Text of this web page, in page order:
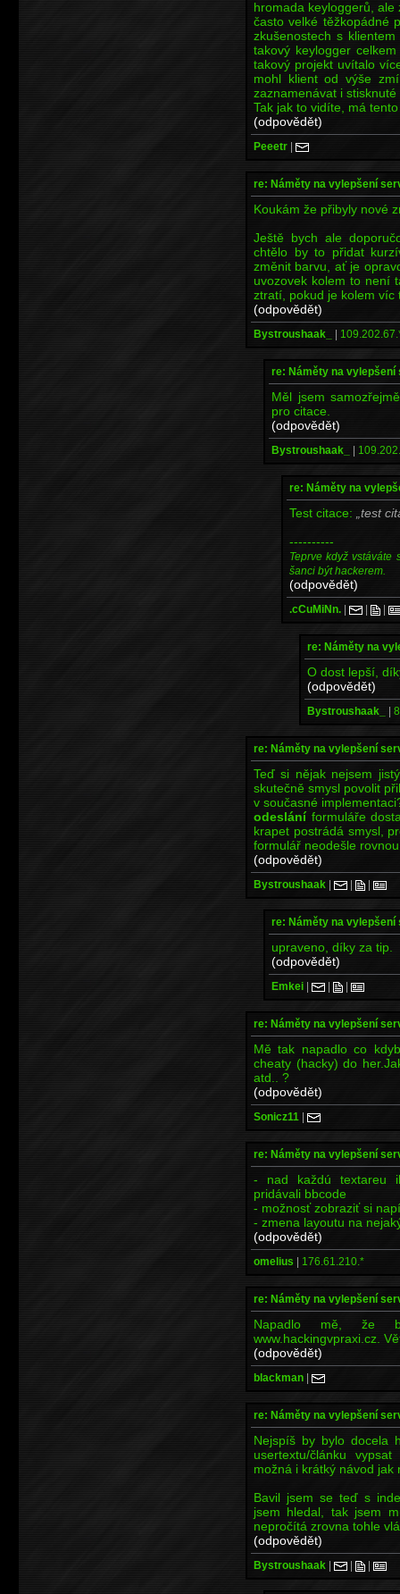
hromada keyloggerů,
často velké těžkopádné
zkušenostech s
takový keylogger
takový projekt uvítalo
mohl klient od výše
zaznamenávat i
Tak jak to vidíte, má
(odpovědět)
Peeetr |
re: Náměty na vylepšení
Koukám že přibyly nové
Ještě bych ale
chtělo by to přidat
změnit barvu, ať je
uvozovek kolem to není
ztratí, pokud je kolem víc
(odpovědět)
Bystroushaak_ |
re: Náměty na vylepšení
Měl jsem
pro citace.
(odpovědět)
Bystroushaak_ |
re: Náměty na
Test citace:
test
----------
Teprve když vstáváte
šanci být hackerem.
(odpovědět)
.cCuMiNn. | | |
re: Náměty na
O dost lepší,
(odpovědět)
Bystroushaak_ |
re: Náměty na vylepšení
Teď si nějak nejsem
skutečně smysl povolit
v současné
odesláníformuláře
krapet postrádá smysl,
formulář neodešle
(odpovědět)
Bystroushaak | | |
re: Náměty na vylepšení
upraveno, díky za tip.
(odpovědět)
Emkei | | |
re: Náměty na vylepšení
Mě tak napadlo co
cheaty (hacky) do
atd.. ?
(odpovědět)
Sonicz11 |
re: Náměty na vylepšení
- nad každú textareu
pridávali bbcode
- možnosť zobraziť si
- zmena layoutu na
(odpovědět)
omelius | 176.61.210.*
re: Náměty na vylepšení
Napadlo mě, že
www.hackingvpraxi.cz.
(odpovědět)
blackman |
re: Náměty na vylepšení
Nejspíš by bylo docela
usertextu/článku
možná i krátký návod jak
Bavil jsem se teď s
jsem hledal, tak jsem
nepročítá zrovna tohle
(odpovědět)
Bystroushaak | | |